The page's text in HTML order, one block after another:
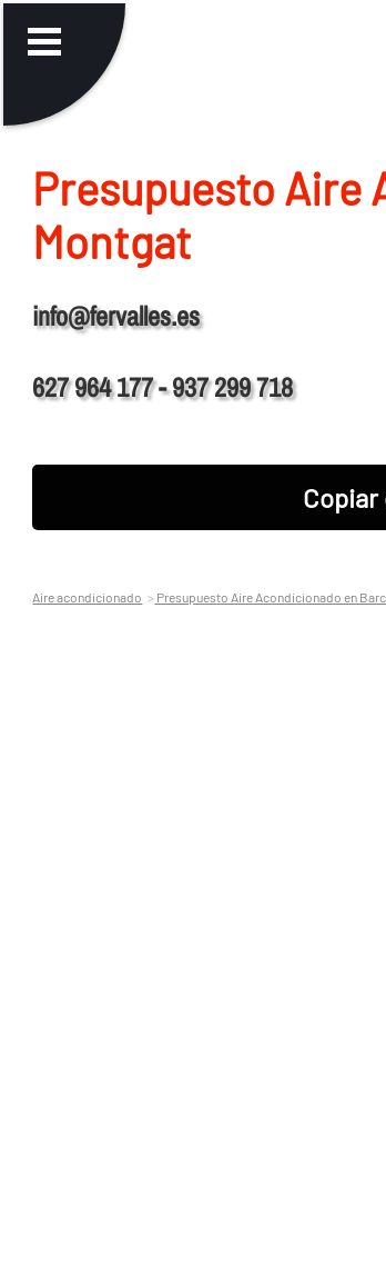
Presupuesto Aire
Montgat
info@fervalles.es
627 964 177 - 937 299 718
Copiar
Aire acondicionado Presupuesto Aire Acondicionado en